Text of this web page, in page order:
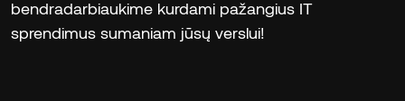
bendradarbiaukime kurdami pažangius IT
sprendimus sumaniam jūsų verslui!